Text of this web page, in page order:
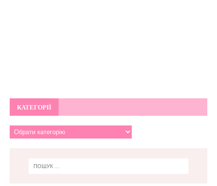
КАТЕГОРІЇ